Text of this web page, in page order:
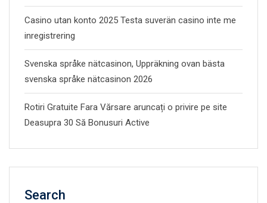
Casino utan konto 2025 Testa suverän casino inte me
inregistrering
Svenska språke nätcasinon, Uppräkning ovan bästa
svenska språke nätcasinon 2026
Rotiri Gratuite Fara Vărsare aruncați o privire pe site
Deasupra 30 Să Bonusuri Active
Search